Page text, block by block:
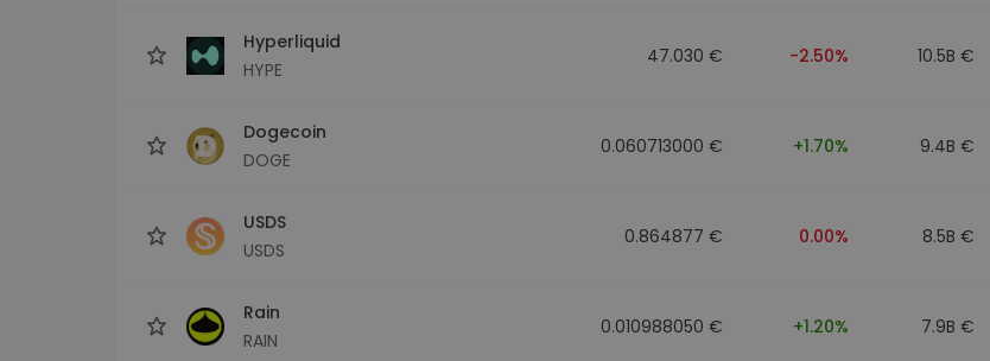
Hyperliquid
HYPE
47.030 € -2.50% 10.5B €
Dogecoin
DOGE
0.060713000 € +1.70% 9.4B €
USDS
USDS
0.864877 € 0.00% 8.5B €
Rain
RAIN
0.010988050 € +1.20% 7.9B €